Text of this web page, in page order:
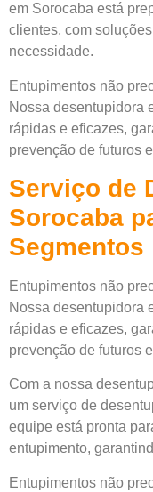
em Sorocaba está
clientes, com
necessidade.
Entupimentos não
Nossa desentupidora
rápidas e eficazes,
prevenção de futuros
Serviço de
Sorocaba
Segmentos
Entupimentos não
Nossa desentupidora
rápidas e eficazes,
prevenção de futuros
Com a nossa
um serviço de
equipe está pronta
entupimento,
Entupimentos não